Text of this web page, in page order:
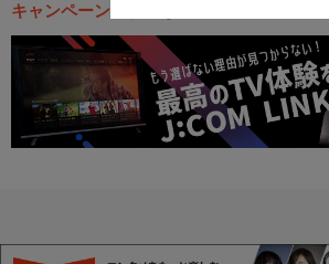
キャンペーン・お得な情報